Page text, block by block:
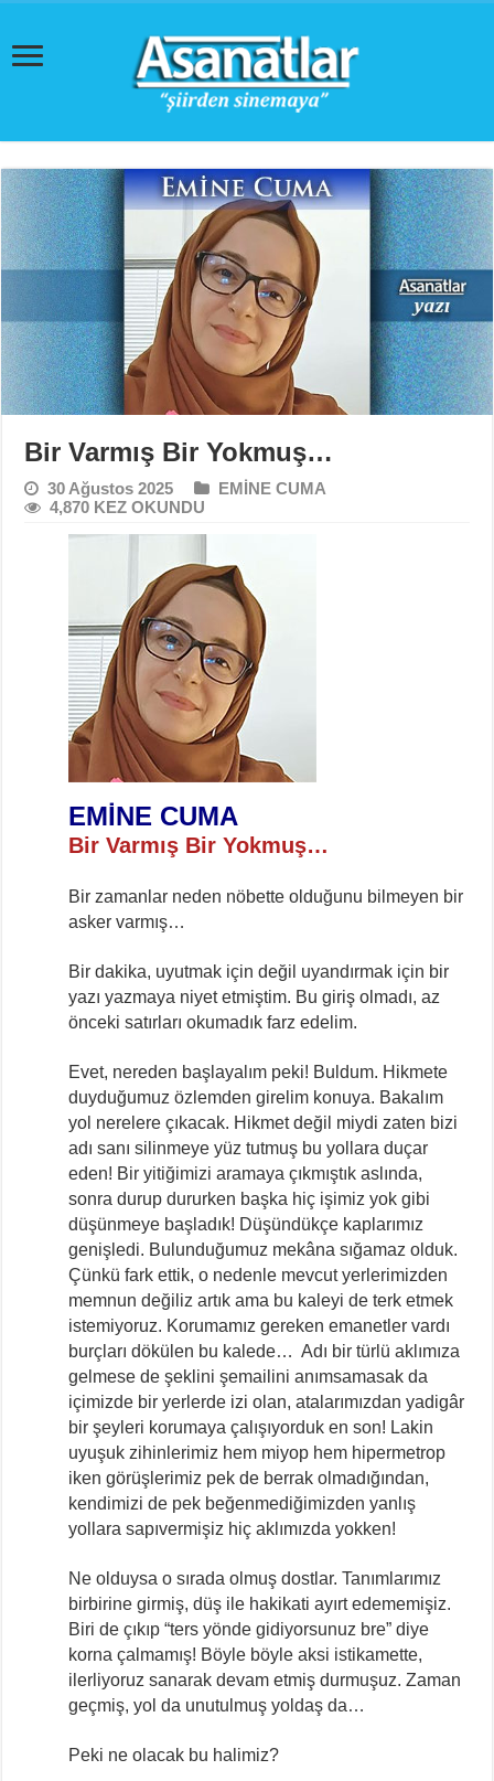
Bir Varmış Bir Yokmuş…
30 Ağustos 2025
EMİNE CUMA
4,870 KEZ OKUNDU
EMİNE CUMA
Bir Varmış Bir Yokmuş…
Bir zamanlar neden nöbette olduğunu bilmeyen bir
asker varmış…
Bir dakika, uyutmak için değil uyandırmak için bir
yazı yazmaya niyet etmiştim. Bu giriş olmadı, az
önceki satırları okumadık farz edelim.
Evet, nereden başlayalım peki! Buldum. Hikmete
duyduğumuz özlemden girelim konuya. Bakalım
yol nerelere çıkacak. Hikmet değil miydi zaten bizi
adı sanı silinmeye yüz tutmuş bu yollara duçar
eden! Bir yitiğimizi aramaya çıkmıştık aslında,
sonra durup dururken başka hiç işimiz yok gibi
düşünmeye başladık! Düşündükçe kaplarımız
genişledi. Bulunduğumuz mekâna sığamaz olduk.
Çünkü fark ettik, o nedenle mevcut yerlerimizden
memnun değiliz artık ama bu kaleyi de terk etmek
istemiyoruz. Korumamız gereken emanetler vardı
burçları dökülen bu kalede… Adı bir türlü aklımıza
gelmese de şeklini şemailini anımsamasak da
içimizde bir yerlerde izi olan, atalarımızdan yadigâr
bir şeyleri korumaya çalışıyorduk en son! Lakin
uyuşuk zihinlerimiz hem miyop hem hipermetrop
iken görüşlerimiz pek de berrak olmadığından,
kendimizi de pek beğenmediğimizden yanlış
yollara sapıvermişiz hiç aklımızda yokken!
Ne olduysa o sırada olmuş dostlar. Tanımlarımız
birbirine girmiş, düş ile hakikati ayırt edememişiz.
Biri de çıkıp “ters yönde gidiyorsunuz bre” diye
korna çalmamış! Böyle böyle aksi istikamette,
ilerliyoruz sanarak devam etmiş durmuşuz. Zaman
geçmiş, yol da unutulmuş yoldaş da…
Peki ne olacak bu halimiz?